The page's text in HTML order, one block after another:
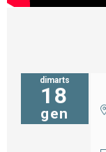
dimarts
18
gen